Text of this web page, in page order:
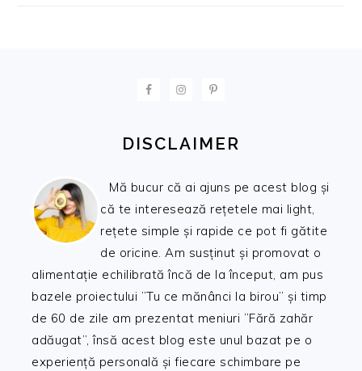
DISCLAIMER
Mă bucur că ai ajuns pe acest blog și
că te interesează rețetele mai light,
rețete simple și rapide ce pot fi gătite
de oricine. Am susținut și promovat o
alimentație echilibrată încă de la început, am pus
bazele proiectului ”Tu ce mănânci la birou” și timp
de 60 de zile am prezentat meniuri ”Fără zahăr
adăugat”, însă acest blog este unul bazat pe o
experiență personală și fiecare schimbare pe